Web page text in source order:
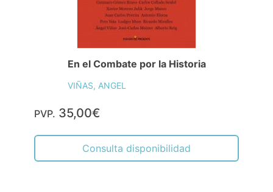
En el Combate por la Historia
VIÑAS, ANGEL
PVP. 35,00€
Consulta disponibilidad